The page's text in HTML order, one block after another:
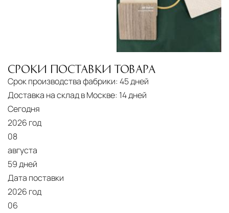
Вывоз упаковочного материала— полная
очистка помещения от тары и упаковки
Гарантийная проверка— осмотр товара на
предмет повреждений и дефектов при
доставке
Сроки доставкиСтандартная доставка по
Москве осуществляется в течение 3-5 рабочих
дней. Для Московской области сроки зависят
10 рабочих дней. Возможна срочная доставка
при наличии свободных логистических
ресурсов.
СРОКИ ПОСТАВКИ ТОВАРА
Срок производства фабрики: 45 дней
Доставка на склад в Москве: 14 дней
Сегодня
2026 год
08
августа
59 дней
Дата поставки
2026 год
06